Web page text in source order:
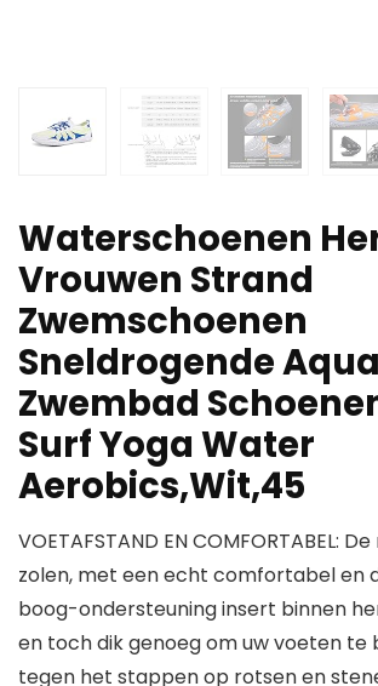
Waterschoenen
Vrouwen Strand
Zwemschoenen
Sneldrogende
Zwembad
Surf Yoga Water
Aerobics,Wit,45
VOETAFSTAND EN COMFORTABEL:
zolen, met een echt comfortabel en
boog-ondersteuning insert binnen
en toch dik genoeg om uw voeten te
tegen het stappen op rotsen en